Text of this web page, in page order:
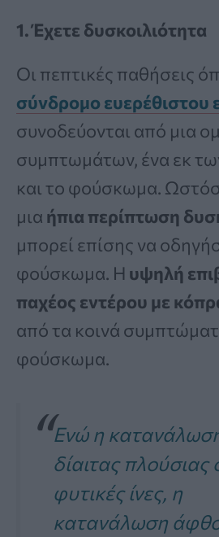
1. Έχετε δυσκοιλιότητα
Οι πεπτικές παθήσεις
σύνδρομο ευερέθιστου
συνοδεύονται από μια
συμπτωμάτων, ένα εκ
και το φούσκωμα.
μια ήπια περίπτωση
μπορεί επίσης να
φούσκωμα. Η υψηλή
παχέος εντέρου με
από τα κοινά
φούσκωμα.
Ενώ η
δίαιτας πλούσιας
φυτικές ίνες, η
κατανάλωση